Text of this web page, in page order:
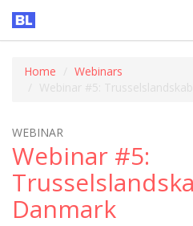
Home
Webinars
Webinar #5:
WEBINAR
Webinar #5:
Danmark